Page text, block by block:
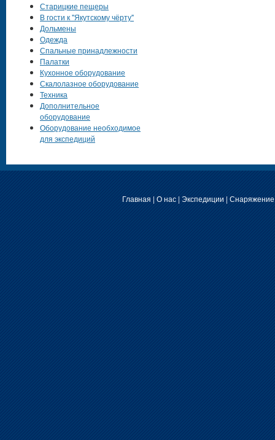
Старицкие пещеры
В гости к "Якутскому чёрту"
Дольмены
Одежда
Спальные принадлежности
Палатки
Кухонное оборудование
Скалолазное оборудование
Техника
Дополнительное
оборудование
Оборудование необходимое
для экспедиций
Главная | О нас| Экспедиции | Снаряжение